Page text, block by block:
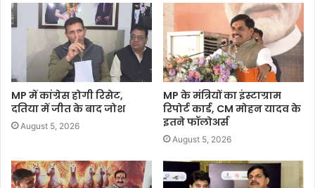
MP में कांग्रेस होगी रिसेट,
दतिया में जीत के बाद जोश
August 5, 2026
MP के मंत्रियों का इंस्टाग्राम
रिपोर्ट कार्ड, CM मोहन यादव के
इतने फॉलोअर्स
August 5, 2026